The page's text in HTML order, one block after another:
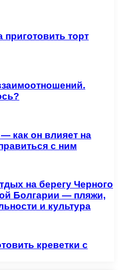
торт
как он влияет на
с ним
на берегу Черного
Болгарии — пляжи,
и культура
креветки с